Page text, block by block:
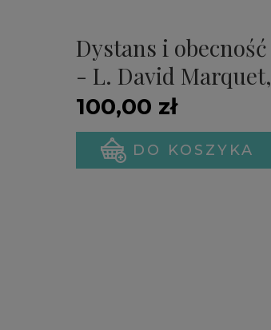
Dystans i obecność
- L. David Marquet,
Michael A. Gillespie
(PREMIERA)
100,00 zł
DO KOSZYKA